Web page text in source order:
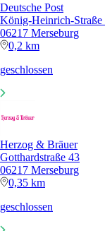
Deutsche Post
König-Heinrich-Straße
06217 Merseburg
0,2 km
geschlossen
Herzog & Bräuer
Gotthardstraße 43
06217 Merseburg
0,35 km
geschlossen